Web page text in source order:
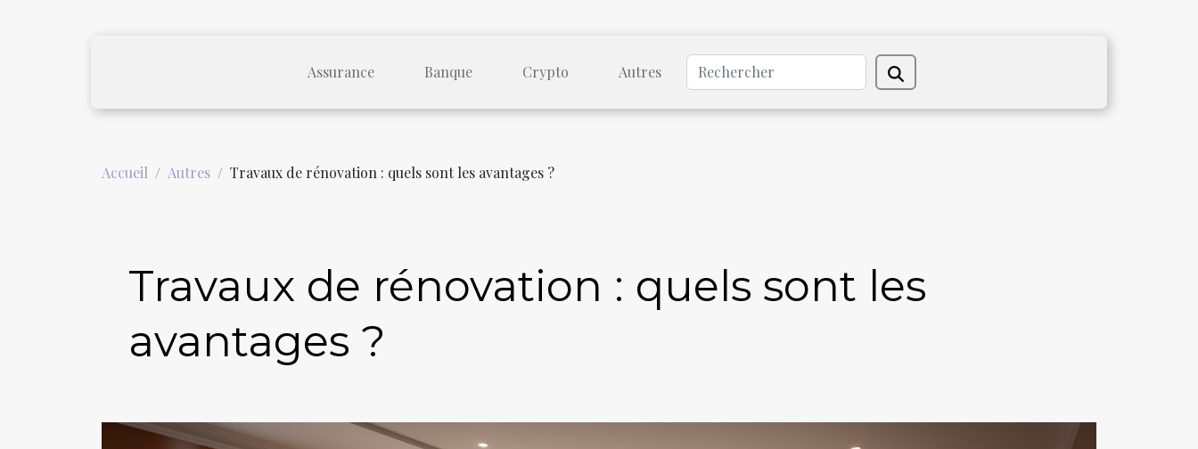
Assurance Banque Crypto Autres
Accueil Autres Travaux de rénovation : quels sont les avantages ?
Travaux de rénovation : quels sont les
avantages ?